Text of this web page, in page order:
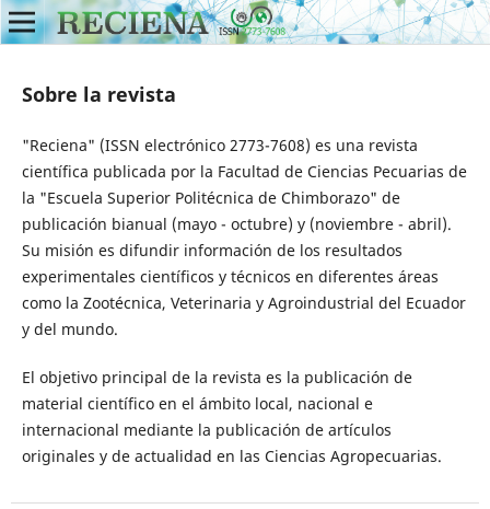
Sobre la revista
"Reciena" (ISSN electrónico 2773-7608) es una revista
científica publicada por la Facultad de Ciencias Pecuarias de
la "Escuela Superior Politécnica de Chimborazo" de
publicación bianual (mayo - octubre) y (noviembre - abril).
Su misión es difundir información de los resultados
experimentales científicos y técnicos en diferentes áreas
como la Zootécnica, Veterinaria y Agroindustrial del Ecuador
y del mundo.
El objetivo principal de la revista es la publicación de
material científico en el ámbito local, nacional e
internacional mediante la publicación de artículos
originales y de actualidad en las Ciencias Agropecuarias.